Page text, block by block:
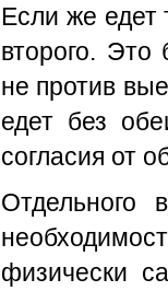
Если же едет
второго. Это
не против
едет без
согласия от
Отдельного
физически